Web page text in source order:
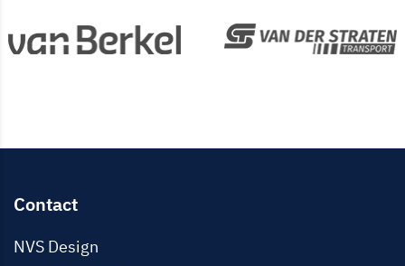
Contact
NVS Design